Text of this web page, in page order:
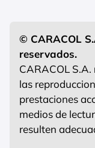
© CARACOL
reservados.
CARACOL
las
prestaciones
medios de
resulten